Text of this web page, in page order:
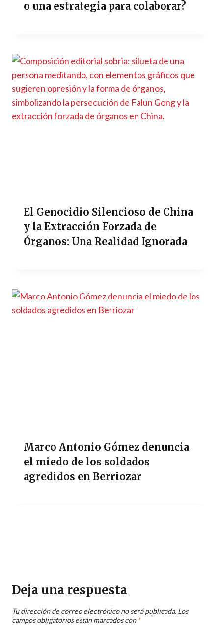
o una estrategia para colaborar?
El Genocidio Silencioso de China
y la Extracción Forzada de
Órganos: Una Realidad Ignorada
Marco Antonio Gómez denuncia
el miedo de los soldados
agredidos en Berriozar
Deja una respuesta
Tu dirección de correo electrónico no será publicada. Los
campos obligatorios están marcados con *